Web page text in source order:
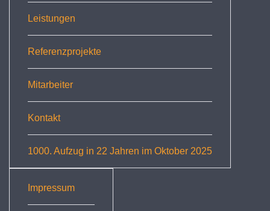
Leistungen
Referenzprojekte
Mitarbeiter
Kontakt
1000. Aufzug in 22 Jahren im Oktober 2025
Impressum